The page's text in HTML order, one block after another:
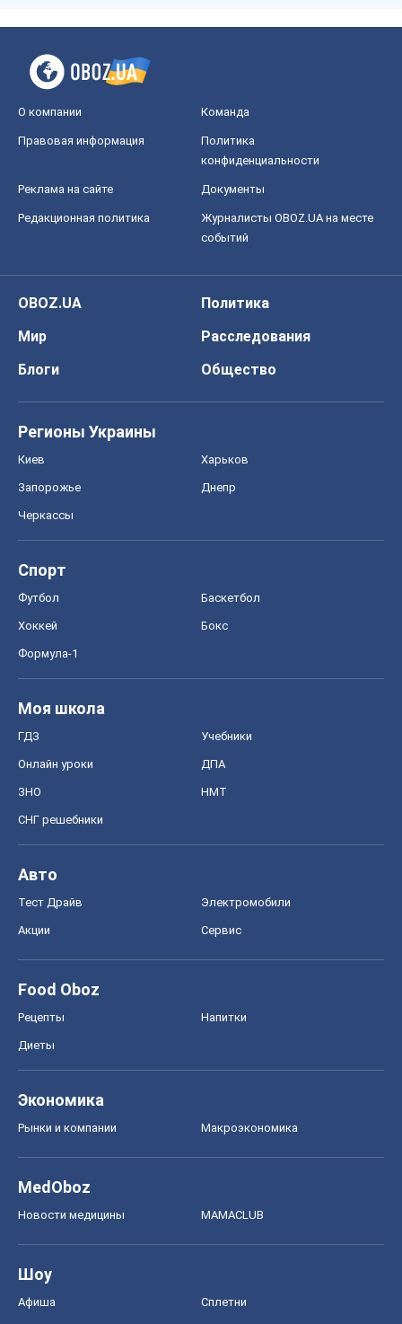
О компании Команда
Правовая информация
Политика
конфиденциальности
Реклама на сайте Документы
Редакционная политика
Журналисты OBOZ.UA на месте
событий
OBOZ.UA
Политика
Мир
Расследования
Блоги
Общество
Регионы Украины
Киев Харьков
Запорожье Днепр
Черкассы
Спорт
Футбол Баскетбол
Хоккей Бокс
Формула-1
Моя школа
ГДЗ Учебники
Онлайн уроки ДПА
ЗНО НМТ
СНГ решебники
Авто
Тест Драйв Электромобили
Акции Сервис
Food Oboz
Рецепты Напитки
Диеты
Экономика
Рынки и компании Mакроэкономика
MedOboz
Новости медицины MAMACLUB
Шоу
Афиша Сплетни